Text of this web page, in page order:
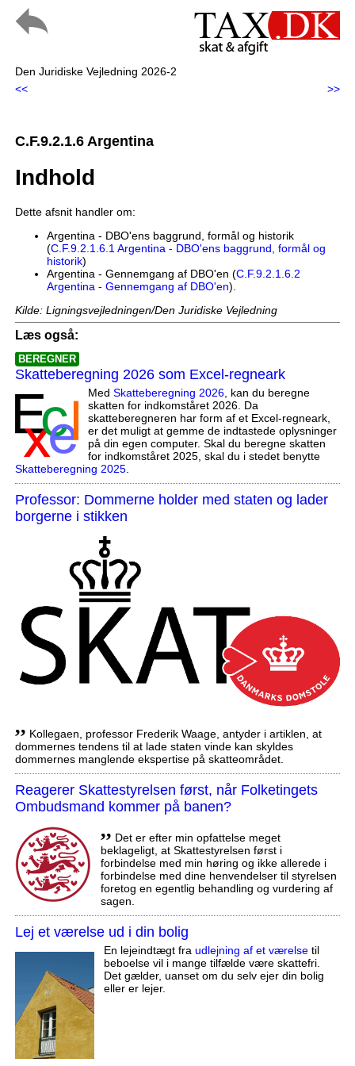
Den Juridiske Vejledning 2026-2
<<
>>
C.F.9.2.1.6 Argentina
Indhold
Dette afsnit handler om:
Argentina - DBO'ens baggrund, formål og historik
(C.F.9.2.1.6.1 Argentina - DBO'ens baggrund, formål og
historik)
Argentina - Gennemgang af DBO'en (C.F.9.2.1.6.2
Argentina - Gennemgang af DBO'en).
Kilde: Ligningsvejledningen/Den Juridiske Vejledning
Læs også:
BEREGNER
Skatteberegning 2026 som Excel-regneark
Med Skatteberegning 2026, kan du beregne
skatten for indkomståret 2026. Da
skatteberegneren har form af et Excel-regneark,
er det muligt at gemme de indtastede oplysninger
på din egen computer. Skal du beregne skatten
for indkomståret 2025, skal du i stedet benytte
Skatteberegning 2025.
Professor: Dommerne holder med staten og lader
borgerne i stikken
,, Kollegaen, professor Frederik Waage, antyder i artiklen, at
dommernes tendens til at lade staten vinde kan skyldes
dommernes manglende ekspertise på skatteområdet.
Reagerer Skattestyrelsen først, når Folketingets
Ombudsmand kommer på banen?
,, Det er efter min opfattelse meget
beklageligt, at Skattestyrelsen først i
forbindelse med min høring og ikke allerede i
forbindelse med dine henvendelser til styrelsen
foretog en egentlig behandling og vurdering af
sagen.
Lej et værelse ud i din bolig
En lejeindtægt fra udlejning af et værelsetil
beboelse vil i mange tilfælde være skattefri.
Det gælder, uanset om du selv ejer din bolig
eller er lejer.